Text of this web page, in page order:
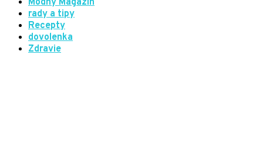
rady a tipy
Recepty
dovolenka
Zdravie